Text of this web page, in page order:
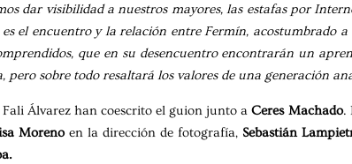
dar visibilidad a nuestros mayores, las estafas por
el encuentro y la relación entre Fermín, acostumbrado
que en su desencuentro encontrarán un
pero sobre todo resaltará los valores de una generación
Fali Álvarez han coescrito el guion junto aCeres Machado.
Morenoen la dirección de fotografía, Sebastián